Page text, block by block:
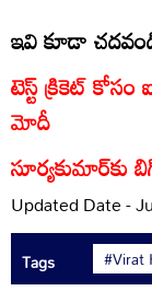
ఇవి కూడా
టెస్ట్ క్రికెట్‌
మోదీ
సూర్యకుమార్‌కు
Updated Date -
Tags #Virat